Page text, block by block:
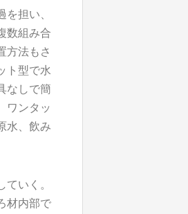
担い、
数組み合
方法もさ
ト型で水
なしで簡
ワンタッ
水、飲み
いく。
材内部で